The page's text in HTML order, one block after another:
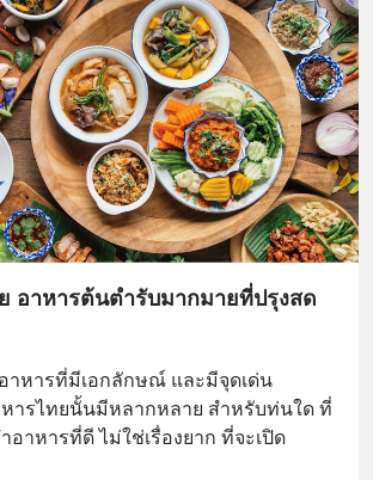
ด
าหารที่มีเอกลักษณ์ และมีจุดเด่น
ารไทยนั้นมีหลากหลาย สำหรับท่นใด ที่
าหารที่ดี ไม่ใช่เรื่องยาก ที่จะเปิด